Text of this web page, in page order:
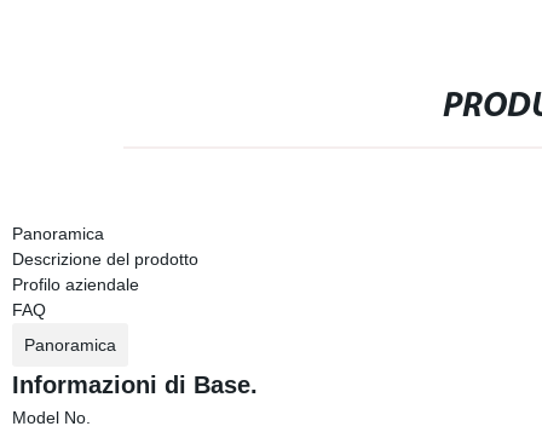
Panoramica
Descrizione del prodotto
Profilo aziendale
FAQ
Panoramica
Informazioni di Base.
Model No.